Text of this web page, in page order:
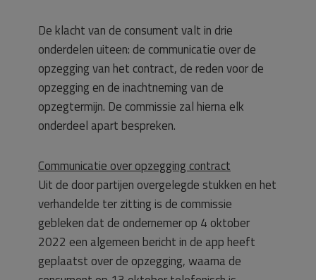
De klacht van de consument valt in drie
onderdelen uiteen: de communicatie over de
opzegging van het contract, de reden voor de
opzegging en de inachtneming van de
opzegtermijn. De commissie zal hierna elk
onderdeel apart bespreken.
Communicatie over opzegging contract
Uit de door partijen overgelegde stukken en het
verhandelde ter zitting is de commissie
gebleken dat de ondernemer op 4 oktober
2022 een algemeen bericht in de app heeft
geplaatst over de opzegging, waarna de